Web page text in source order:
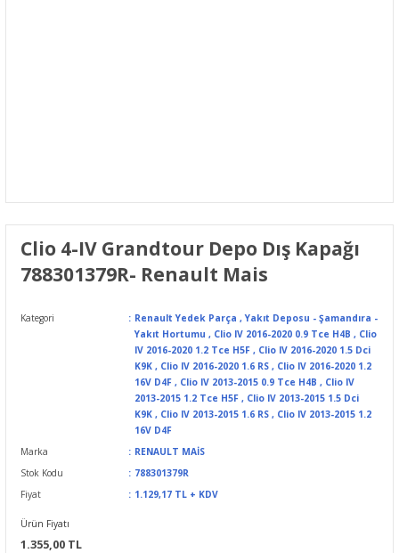
Clio 4-IV Grandtour Depo Dış Kapağı
788301379R- Renault Mais
Kategori Renault Yedek Parça ,Yakıt Deposu - Şamandıra -
Yakıt Hortumu , Clio IV 2016-2020 0.9 Tce H4B , Clio
IV 2016-2020 1.2 Tce H5F , Clio IV 2016-2020 1.5 Dci
K9K , Clio IV 2016-2020 1.6 RS , Clio IV 2016-2020 1.2
16V D4F , Clio IV 2013-2015 0.9 Tce H4B , Clio IV
2013-2015 1.2 Tce H5F , Clio IV 2013-2015 1.5 Dci
K9K , Clio IV 2013-2015 1.6 RS , Clio IV 2013-2015 1.2
16V D4F
Marka
RENAULT MAİS
Stok Kodu
788301379R
Fiyat
1.129,17 TL + KDV
Ürün Fiyatı
1.355,00 TL